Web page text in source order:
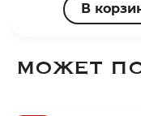
В
МОЖЕТ